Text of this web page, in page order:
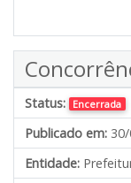
Status: Encerrada
Publicado em:
Entidade: